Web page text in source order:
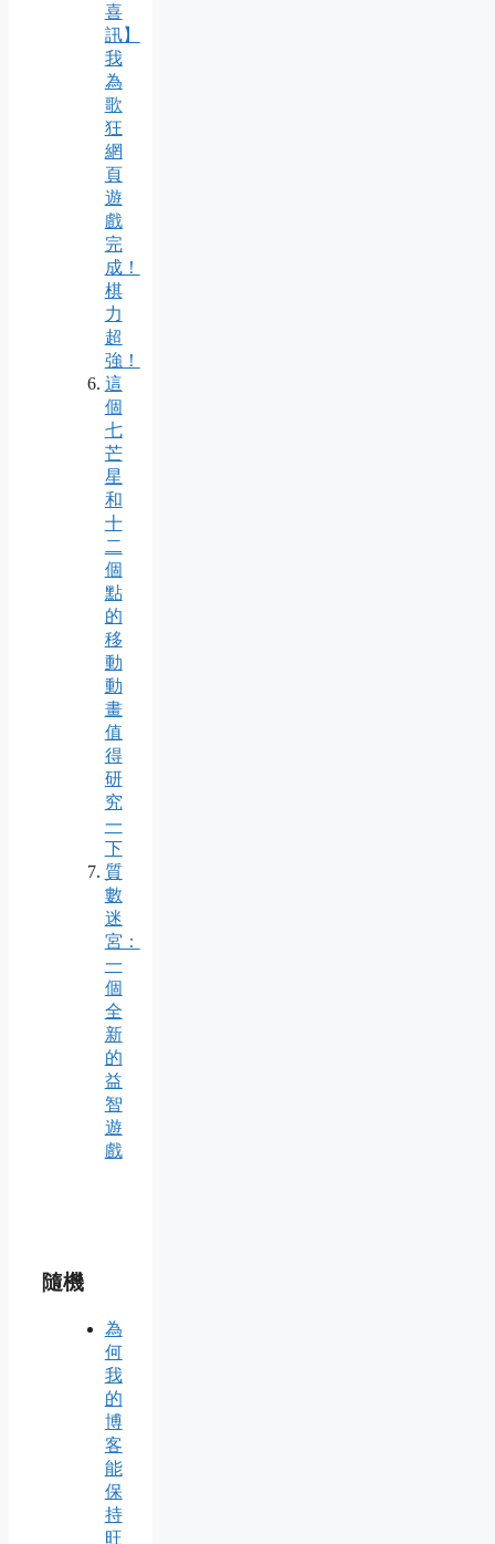
喜
訊】
我
為
歌
狂
網
頁
遊
戲
完
成！
棋
力
超
強！
這
個
七
芒
星
和
十
二
個
點
的
移
動
動
畫
值
得
研
究
一
下
質
數
迷
宮：
一
個
全
新
的
益
智
遊
戲
隨機
為
何
我
的
博
客
能
保
持
旺